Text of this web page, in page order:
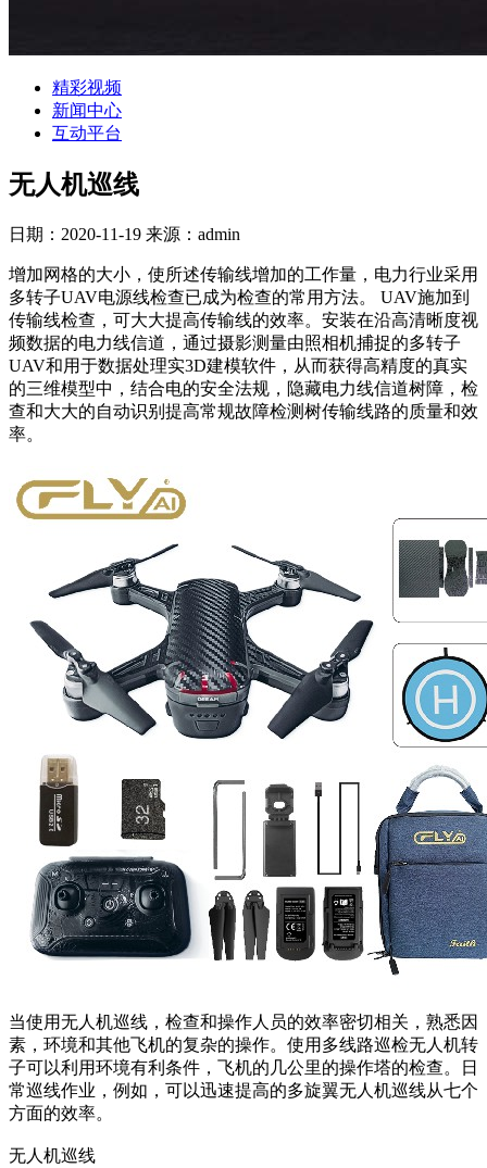
精彩视频
新闻中心
互动平台
无人机巡线
日期：2020-11-19 来源：admin
增加网格的大小，使所述传输线增加的工作量，电力行业采用
多转子UAV电源线检查已成为检查的常用方法。 UAV施加到
传输线检查，可大大提高传输线的效率。安装在沿高清晰度视
频数据的电力线信道，通过摄影测量由照相机捕捉的多转子
UAV和用于数据处理实3D建模软件，从而获得高精度的真实
的三维模型中，结合电的安全法规，隐藏电力线信道树障，检
查和大大的自动识别提高常规故障检测树传输线路的质量和效
率。
当使用无人机巡线，检查和操作人员的效率密切相关，熟悉因
素，环境和其他飞机的复杂的操作。使用多线路巡检无人机转
子可以利用环境有利条件，飞机的几公里的操作塔的检查。日
常巡线作业，例如，可以迅速提高的多旋翼无人机巡线从七个
方面的效率。
无人机巡线